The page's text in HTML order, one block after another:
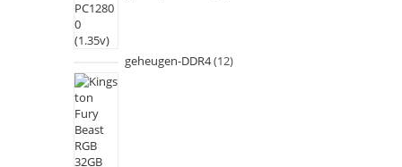
geheugen-DDR4 12